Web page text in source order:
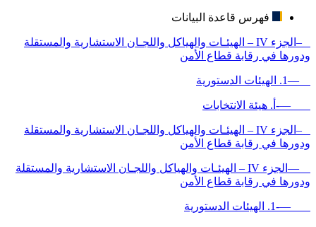
فهرس قاعدة البيانات
–الجزء IV – الهيئـات والهياكل واللجـان الاستشارية والمستقلة
ودورها في رقابة قطاع الأمن
—1. الهيئات الدستورية
—-أ. هيئة الانتخابات
–الجزء IV – الهيئـات والهياكل واللجـان الاستشارية والمستقلة
ودورها في رقابة قطاع الأمن
—الجزء IV – الهيئـات والهياكل واللجـان الاستشارية والمستقلة
ودورها في رقابة قطاع الأمن
—-1. الهيئات الدستورية